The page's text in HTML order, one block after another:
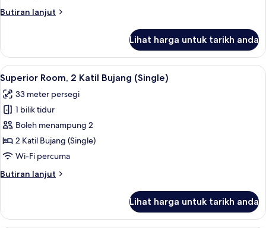
Raja
Butiran lanjut
Butiran
Room,
Katil
Raja
(King)
Lihat harga untuk tarikh anda
Lihat
semua
foto
untuk
Superior
Room,
2
Bujang
Superior Room, 2 Katil Bujang
6
Superior Room, 2 Katil Bujang (Single)
33 meter persegi
1 bilik tidur
Boleh menampung 2
2 Katil Bujang (Single)
Wi-Fi percuma
Butiran lanjut
Butiran
Room,
Lihat harga untuk tarikh anda